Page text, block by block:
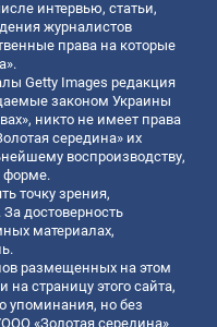
интервью, статьи,
журналистов
права на которые
Getty Images редакция
законом Украины
никто не имеет права
середина» их
воспроизводству,
форме.
точку зрения,
достоверность
материалах,
размещенных на этом
страницу этого сайта,
упоминания, но без
«Золотая середина»